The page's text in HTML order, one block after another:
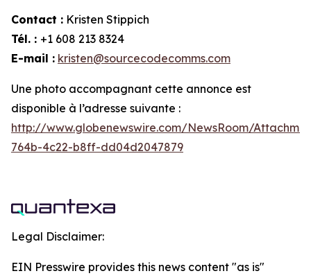
Contact : Kristen Stippich
Tél. : +1 608 213 8324
E-mail : kristen@sourcecodecomms.com
Une photo accompagnant cette annonce est
disponible à l’adresse suivante :
http://www.globenewswire.com/NewsRoom/
764b-4c22-b8ff-dd04d2047879
Legal Disclaimer:
EIN Presswire provides this news content "as is"